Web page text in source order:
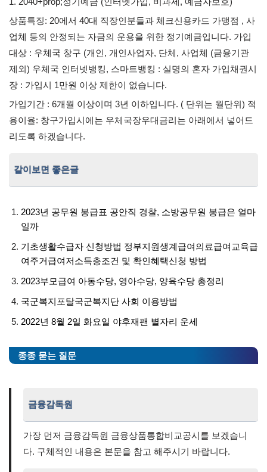
상품특징: 20에서 40대 직장인분들과 체크신용카드 가맹점 , 사
업체 등의 안정되는 자금의 운용을 위한 정기예금입니다. 가입
대상 : 우체국 창구 (개인, 개인사업자, 단체, 사업체 (금융기관
제외) 우체국 인터넷뱅킹, 스마트뱅킹 : 실명의 혼자 가입채권시
장 : 가입시 1만원 이상 제한이 없습니다.
가입기간 : 6개월 이상이며 3년 이하입니다. ( 단위는 월단위) 적
용이율: 창구가입시에는 우체국장우대금리는 아래에서 넣어드
리도록 하겠습니다.
같이보면 좋은글
2023년 공무원 봉급표 공안직 경찰, 소방공무원 봉급은 얼마
일까
기초생활수급자 신청방법 정부지원생계급여의료급여교육급
여주거급여저소득층조건 및 확인혜택신청 방법
2023부모급여 아동수당, 영아수당, 양육수당 총정리
국군복지포탈국군복지단 사회 이용방법
2022년 8월 2일 화요일 야후재팬 별자리 운세
종종 묻는 질문
금융감독원
가장 먼저 금융감독원 금융상품통합비교공시를 보겠습니
다. 구체적인 내용은 본문을 참고 해주시기 바랍니다.